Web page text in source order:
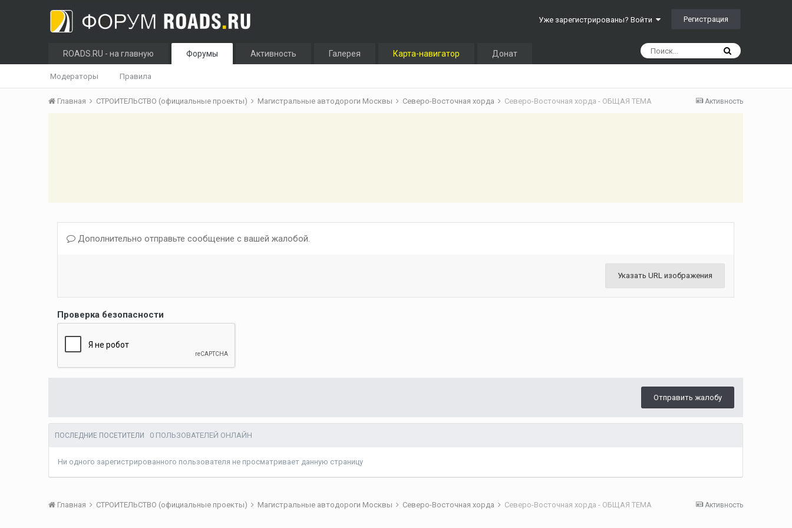
Уже зарегистрированы? Войти Регистрация
ROADS.RU - на главную Форумы
Модераторы Правила
Активность Галерея Карта-навигатор Донат
Активность
Главная СТРОИТЕЛЬСТВО (официальные проекты) Магистральные автодороги Москвы Северо-Восточная хорда Северо-Восточная хорда - ОБЩАЯ ТЕМА
Дополнительно отправьте сообщение с вашей жалобой.
Указать URL изображения
Проверка безопасности
Отправить жалобу
ПОСЛЕДНИЕ ПОСЕТИТЕЛИ 0 ПОЛЬЗОВАТЕЛЕЙ ОНЛАЙН
Ни одного зарегистрированного пользователя не просматривает данную страницу
Активность
Главная СТРОИТЕЛЬСТВО (официальные проекты) Магистральные автодороги Москвы Северо-Восточная хорда Северо-Восточная хорда - ОБЩАЯ ТЕМА